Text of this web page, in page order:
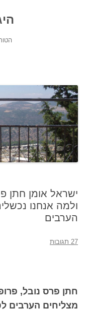
ישראל אומן חתן
ולמה אנחנו
הערבים
27 תגובות
חתן פרס נובל,
מצליחים הערבים